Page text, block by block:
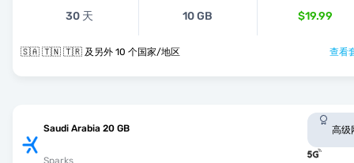
30 天 10 GB $19.99
🇸🇦 🇹🇳 🇹🇷 及另外 10 个国家/地区 查看
Saudi Arabia 20 GB
Sparks
高级